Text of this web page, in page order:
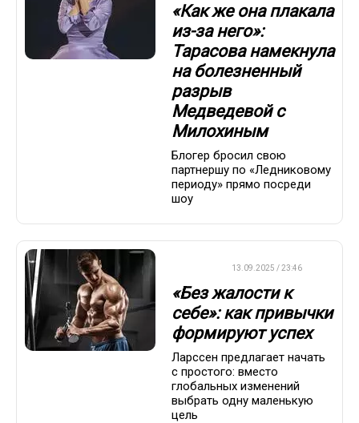
«Как же она плакала
из-за него»:
Тарасова намекнула
на болезненный
разрыв
Медведевой с
Милохиным
Блогер бросил свою
партнершу по «Ледниковому
периоду» прямо посреди
шоу
13.09.2025 / 23:46
«Без жалости к
себе»: как привычки
формируют успех
Ларссен предлагает начать
с простого: вместо
глобальных изменений
выбрать одну маленькую
цель